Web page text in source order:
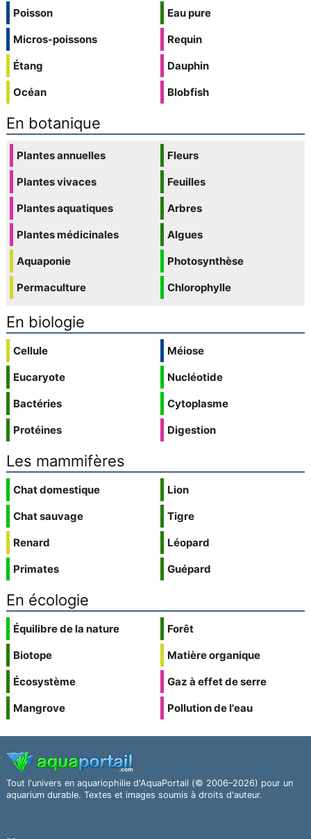
Poisson
Micros-poissons
Étang
Océan
Eau pure
Requin
Dauphin
Blobfish
En botanique
Plantes annuelles
Plantes vivaces
Plantes aquatiques
Plantes médicinales
Aquaponie
Permaculture
Fleurs
Feuilles
Arbres
Algues
Photosynthèse
Chlorophylle
En biologie
Cellule
Eucaryote
Bactéries
Protéines
Méiose
Nucléotide
Cytoplasme
Digestion
Les mammifères
Chat domestique
Chat sauvage
Renard
Primates
Lion
Tigre
Léopard
Guépard
En écologie
Équilibre de la nature
Biotope
Écosystème
Mangrove
Forêt
Matière organique
Gaz à effet de serre
Pollution de l'eau
Tout l'univers en aquariophilie d'AquaPortail (© 2006–2026) pour un
aquarium durable. Textes et images soumis à droits d'auteur.